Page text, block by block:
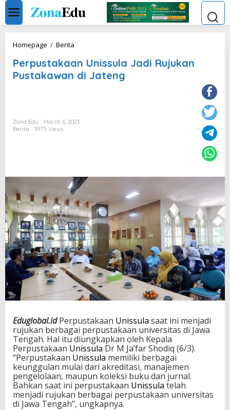
Skip
content
Homepage / Berita
Jadi
Rujukan
Pustakawan
Perpustakaan Unissula Jadi Rujukan
Pustakawan di Jateng
Zona Edu
March 6, 2023
Berita
3975 Views
Eduglobal.idPerpustakaan Unissula saat ini menjadi
rujukan berbagai perpustakaan universitas di Jawa
Tengah. Hal itu diungkapkan oleh Kepala
Perpustakaan Unissula Dr M Ja’far Shodiq (6/3).
“Perpustakaan Unissula memiliki berbagai
keunggulan mulai dari akreditasi, manajemen
pengelolaan, maupun koleksi buku dan jurnal.
Bahkan saat ini perpustakaan Unissula telah
menjadi rujukan berbagai perpustakaan universitas
di Jawa Tengah”, ungkapnya.